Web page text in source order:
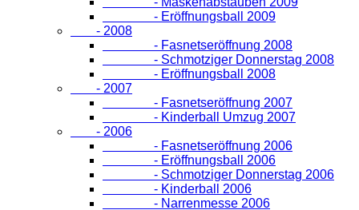
- Eröffnungsball 2009
- 2008
- Fasnetseröffnung 2008
- Schmotziger Donnerstag 2008
- Eröffnungsball 2008
- 2007
- Fasnetseröffnung 2007
- Kinderball Umzug 2007
- 2006
- Fasnetseröffnung 2006
- Eröffnungsball 2006
- Schmotziger Donnerstag 2006
- Kinderball 2006
- Narrenmesse 2006